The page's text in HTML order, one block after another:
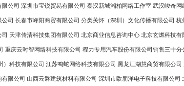
公司 深圳市宝锐贸易有限公司 秦汉新城湘柏网络工作室 武汉峻奇网
司 长春市峰阳商贸有限公司 分类关怀（深圳）文化传播有限公司 杭
天津传清科技集团有限公司 北京商业信息咨询中心 北京玄燃科技有
重庆云时智网络科技有限公司 程力专用汽车股份有限公司销售三十分
）科技有限公司 江苏鸣蛇网络科技有限公司 黑龙江湖慧商贸有限公司
限公司 山西云磐建筑材料有限公司 深圳市欧朋洋电子科技有限公司